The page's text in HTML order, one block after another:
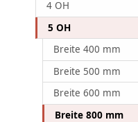
4 OH
5 OH
Breite 400 mm
Breite 500 mm
Breite 600 mm
Breite 800 mm